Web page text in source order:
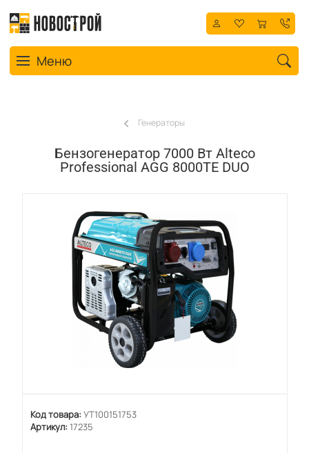
Toggle navigation
Меню
Генераторы
Бензогенератор 7000 Вт Alteco
Professional AGG 8000ТE DUO
Код товара: УТ100151753
Артикул: 17235